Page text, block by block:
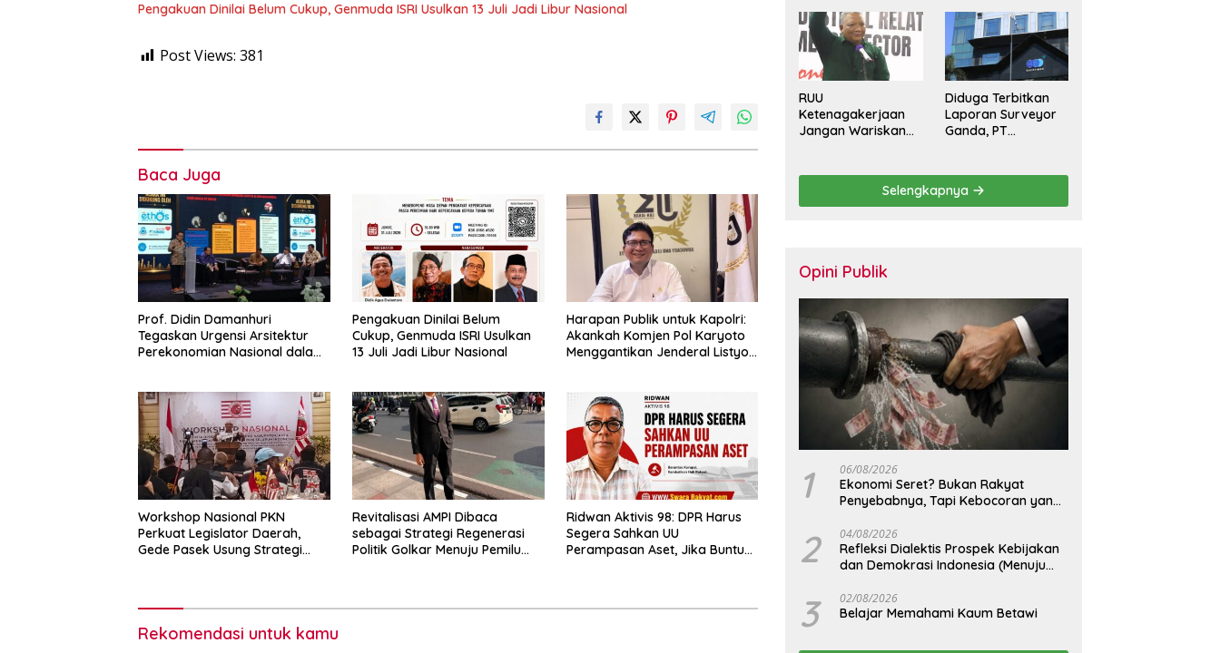
Pengakuan Dinilai Belum Cukup, Genmuda ISRI Usulkan 13 Juli Jadi Libur Nasional
Post Views: 381
Baca Juga
Prof. Didin Damanhuri
Tegaskan Urgensi Arsitektur
Perekonomian Nasional dalam
Pengakuan Dinilai Belum
Cukup, Genmuda ISRI Usulkan
13 Juli Jadi Libur Nasional
Harapan Publik untuk Kapolri:
Akankah Komjen Pol Karyoto
Menggantikan Jenderal Listyo
Workshop Nasional PKN
Perkuat Legislator Daerah,
Gede Pasek Usung Strategi
Revitalisasi AMPI Dibaca
sebagai Strategi Regenerasi
Politik Golkar Menuju Pemilu
Ridwan Aktivis 98: DPR Harus
Segera Sahkan UU
Perampasan Aset, Jika Buntu
Rekomendasi untuk kamu
Perlindungan
Pekerja dan Jamin
Hak Pesangon
Kontrak Maksimal
Setahun dan
Pulihkan Upah
Berbasis KHL
RUU
Ketenagakerjaan
Jangan Wariskan
Hidup
Diduga Terbitkan
Laporan Surveyor
Ganda, PT
Desakan Copot
Total Direksi dan
Selengkapnya
Opini Publik
1 06/08/2026
Ekonomi Seret? Bukan Rakyat
Penyebabnya, Tapi Kebocoran yang
2 04/08/2026
Refleksi Dialektis Prospek Kebijakan
dan Demokrasi Indonesia (Menuju
Republik Indonesia)
3 02/08/2026
Belajar Memahami Kaum Betawi